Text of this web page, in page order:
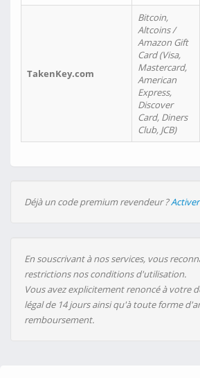
TakenKey.com
Bitcoin,
Altcoins /
Amazon Gift
Card (Visa,
Mastercard,
American
Express,
Discover
Card, Diners
Club, JCB)
Déjà un code premium revendeur ?
En souscrivant à nos services, vous
restrictions nos conditions d'utilisation.
Vous avez explicitement renoncé à votre
légal de 14 jours ainsi qu'à toute forme
remboursement.